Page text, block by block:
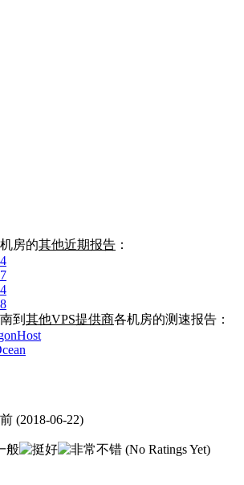
房的其他近期报告 ：
到 其他VPS提供商各机房的测速报告：
(2018-06-22)
(No Ratings Yet)